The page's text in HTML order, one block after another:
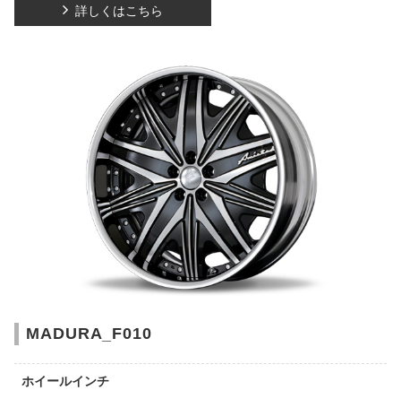
詳しくはこちら
MADURA_F010
ホイールインチ